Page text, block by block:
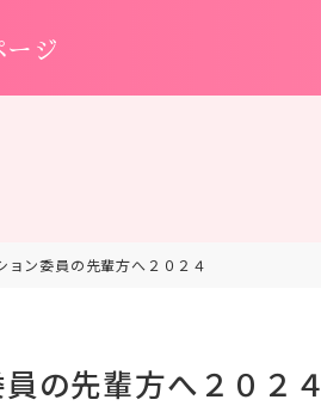
ジ
ン委員の先輩方へ２０２４
の先輩方へ２０２４